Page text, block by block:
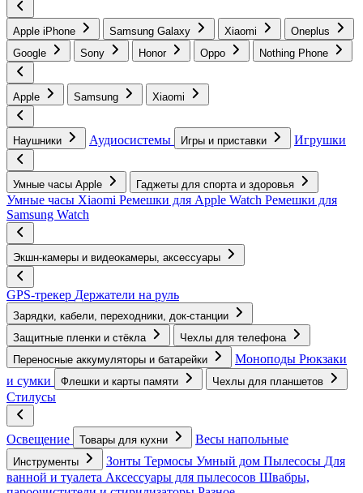
Apple iPhone Samsung Galaxy Xiaomi
Oneplus
Google
Sony Honor Oppo Nothing Phone
Apple Samsung Xiaomi
Наушники Аудиосистемы Игры и приставки Игрушки
Умные часы Apple Гаджеты для спорта и здоровья
Умные часы Xiaomi Ремешки для Apple Watch Ремешки для
Samsung Watch
Экшн-камеры и видеокамеры, аксессуары
GPS-трекер Держатели на руль
Зарядки, кабели, переходники, док-станции
Защитные пленки и стёкла
Чехлы для телефона
Переносные аккумуляторы и батарейки
Моноподы Рюкзаки
и сумки
Флешки и карты памяти Чехлы для планшетов
Стилусы
Освещение Товары для кухни Весы напольные
Инструменты Зонты Термосы Умный дом Пылесосы Для
ванной и туалета Аксессуары для пылесосов Швабры,